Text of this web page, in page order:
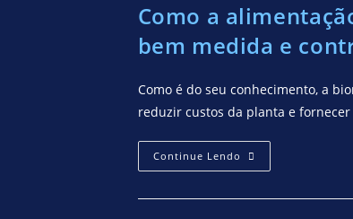
Como a
bem medida e
Como é do seu conhecimento, a
reduzir custos da planta e
Continue Lendo